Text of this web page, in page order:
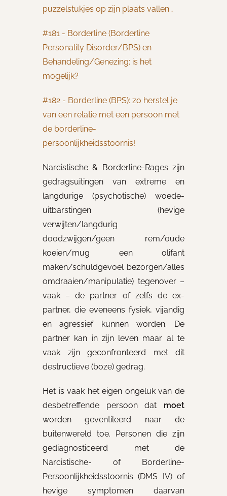
puzzelstukjes op zijn plaats vallen…
#181 - Borderline (Borderline
Personality Disorder/BPS) en
Behandeling/Genezing: is het
mogelijk?
#182 - Borderline (BPS): zo herstel je
van een relatie met een persoon met
de borderline-
persoonlijkheidsstoornis!
Narcistische & Borderline-Rages zijn
gedragsuitingen van extreme en
langdurige (psychotische) woede-
uitbarstingen (hevige
verwijten/langdurig
doodzwijgen/geen rem/oude
koeien/mug een olifant
maken/schuldgevoel bezorgen/alles
omdraaien/manipulatie) tegenover –
vaak – de partner of zelfs de ex-
partner, die eveneens fysiek, vijandig
en agressief kunnen worden. De
partner kan in zijn leven maar al te
vaak zijn geconfronteerd met dit
destructieve (boze) gedrag.
Het is vaak het eigen ongeluk van de
desbetreffende persoon dat moet
worden geventileerd naar de
buitenwereld toe. Personen die zijn
gediagnosticeerd met de
Narcistische- of Borderline-
Persoonlijkheidsstoornis (DMS IV) of
hevige symptomen daarvan